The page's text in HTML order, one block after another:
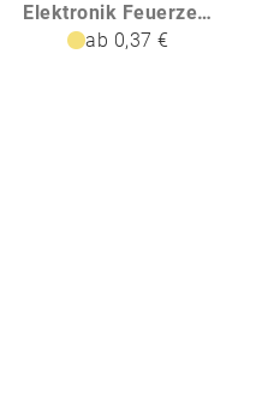
Elektronik Feuerzeug ergonomisch ANATOL
ab 0,37 €